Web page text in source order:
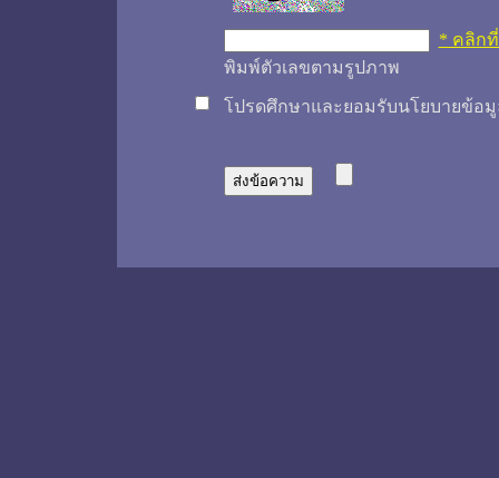
* คลิก
พิมพ์ตัวเลขตามรูปภาพ
โปรดศึกษาและยอมรับนโยบายข้อ